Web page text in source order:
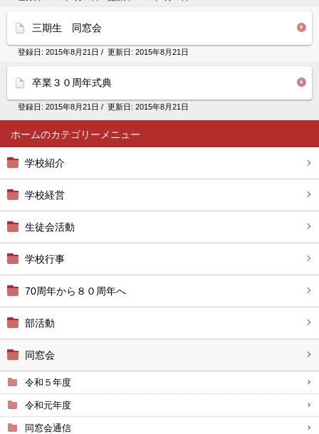
ホーム
学校紹介
学校経営
生徒会活動
学校行事
70周年から８０周年へ
部活動
同窓会
令和５年度
令和元年度
同窓会通信
三期生 同窓会
登録日: 2015年8月21日 / 更新日: 2015年8月21日
卒業３０周年式典
登録日: 2015年8月21日 / 更新日: 2015年8月21日